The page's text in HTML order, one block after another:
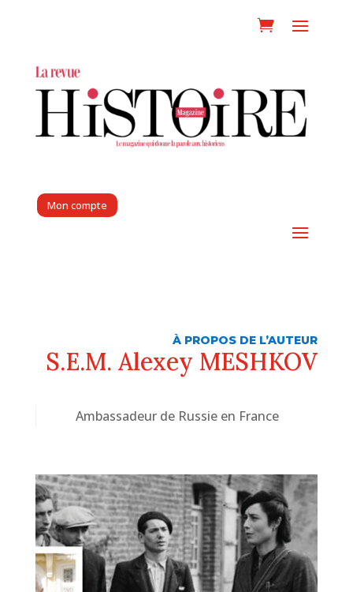
Mon compte
À PROPOS DE L’AUTEUR
S.E.M. Alexey MESHKOV
Ambassadeur de Russie en France